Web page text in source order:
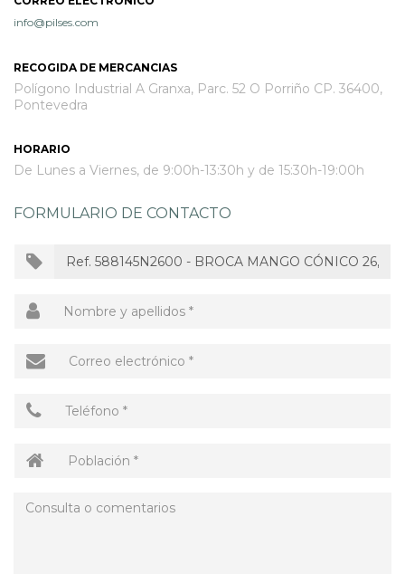
info@pilses.com
RECOGIDA DE MERCANCIAS
Polígono Industrial A Granxa, Parc. 52 O Porriño CP. 36400,
Pontevedra
HORARIO
De Lunes a Viernes, de 9:00h-13:30h y de 15:30h-19:00h
FORMULARIO DE CONTACTO